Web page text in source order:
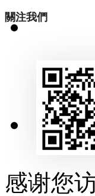
關注我們
发送
感谢您